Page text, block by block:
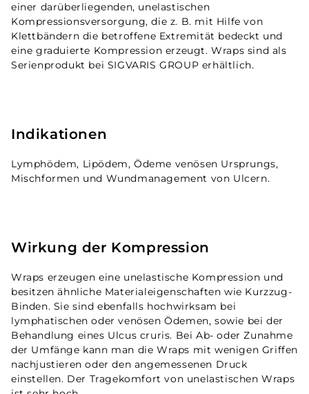
einer darüberliegenden, unelastischen
Kompressionsversorgung, die z. B. mit Hilfe von
Klettbändern die betroffene Extremität bedeckt und
eine graduierte Kompression erzeugt. Wraps sind als
Serienprodukt bei SIGVARIS GROUP erhältlich.
Indikationen
Lymphödem, Lipödem, Ödeme venösen Ursprungs,
Mischformen und Wundmanagement von Ulcern.
Wirkung der Kompression
Wraps erzeugen eine unelastische Kompression und
besitzen ähnliche Materialeigenschaften wie Kurzzug-
Binden. Sie sind ebenfalls hochwirksam bei
lymphatischen oder venösen Ödemen, sowie bei der
Behandlung eines Ulcus cruris. Bei Ab- oder Zunahme
der Umfänge kann man die Wraps mit wenigen Griffen
nachjustieren oder den angemessenen Druck
einstellen. Der Tragekomfort von unelastischen Wraps